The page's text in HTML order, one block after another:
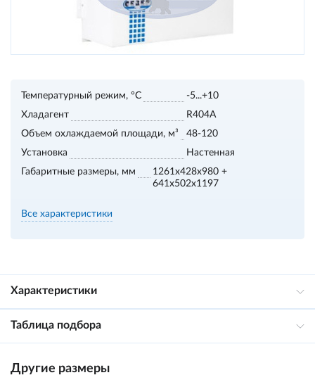
Температурный режим, °С
-5...+10
Хладагент
R404A
Объем охлаждаемой площади, м³
48-120
Установка
Настенная
Габаритные размеры, мм
1261x428x980 +
641x502x1197
Все характеристики
Характеристики
Таблица подбора
Другие размеры